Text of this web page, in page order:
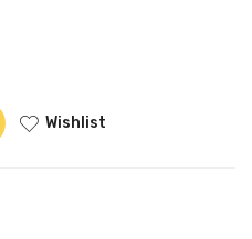
Wishlist